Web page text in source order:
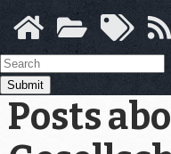
main
content
Submit
Posts